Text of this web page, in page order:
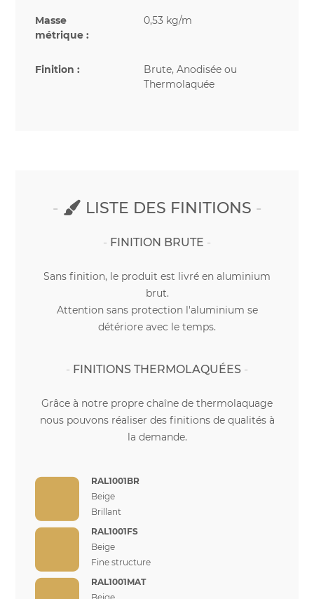
Masse
métrique :
0,53 kg/m
Finition :
Brute, Anodisée ou
Thermolaquée
LISTE DES FINITIONS
FINITION BRUTE
Sans finition, le produit est livré en aluminium
brut.
Attention sans protection l'aluminium se
détériore avec le temps.
FINITIONS THERMOLAQUÉES
Grâce à notre propre chaîne de thermolaquage
nous pouvons réaliser des finitions de qualités à
la demande.
RAL1001BR
Beige
Brillant
RAL1001FS
Beige
Fine structure
RAL1001MAT